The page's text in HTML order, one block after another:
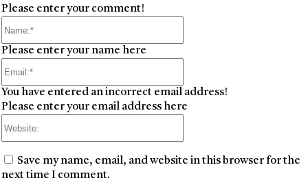
Please enter your comment!
Please enter your name here
You have entered an incorrect email address!
Please enter your email address here
Save my name, email, and website in this browser for the
next time I comment.